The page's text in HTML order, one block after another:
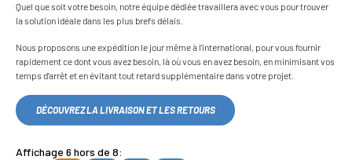
Quel que soit votre besoin, notre équipe dédiée travaillera avec vous pour trouver
la solution idéale dans les plus brefs délais.
Nous proposons une expédition le jour même à l'international, pour vous fournir
rapidement ce dont vous avez besoin, là où vous en avez besoin, en minimisant vos
temps d'arrêt et en évitant tout retard supplémentaire dans votre projet.
DÉCOUVREZ LA LIVRAISON ET LES RETOURS
Affichage 6 hors de 8: